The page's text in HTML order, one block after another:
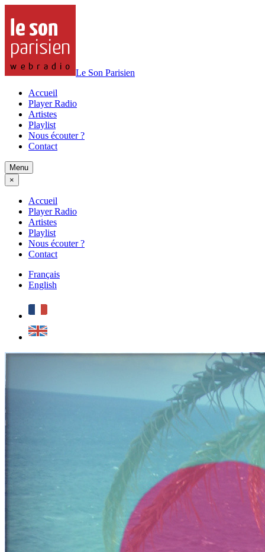
Le Son Parisien
Accueil
Player Radio
Artistes
Playlist
Nous écouter ?
Contact
Menu
×
Accueil
Player Radio
Artistes
Playlist
Nous écouter ?
Contact
Français
English